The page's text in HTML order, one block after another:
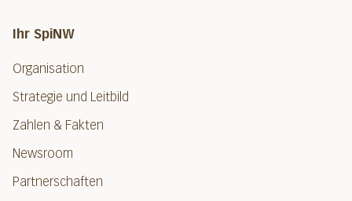
Ihr SpiNW
Organisation
Strategie und Leitbild
Zahlen & Fakten
Newsroom
Partnerschaften